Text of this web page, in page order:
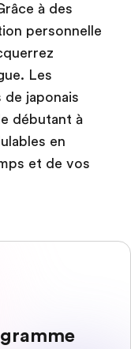
à des
personnelle
Les
japonais
débutant à
en
et de vos